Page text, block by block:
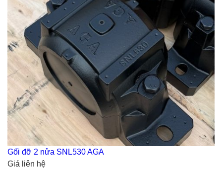
Gối đỡ 2 nửa SNL530 AGA
Giá liên hệ